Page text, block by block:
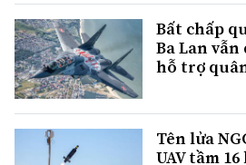
Bất chấp
Ba Lan
hỗ trợ
Tên lửa
UAV tầm